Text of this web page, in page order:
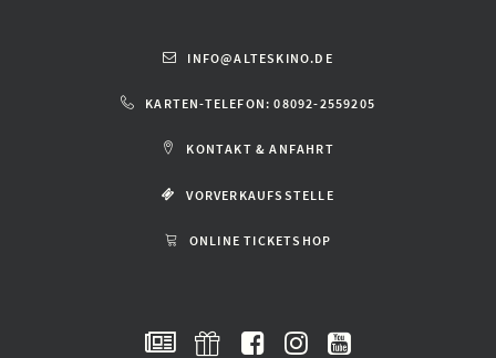
INFO@ALTESKINO.DE
KARTEN-TELEFON: 08092-2559205
KONTAKT & ANFAHRT
VORVERKAUFSSTELLE
ONLINE TICKETSHOP